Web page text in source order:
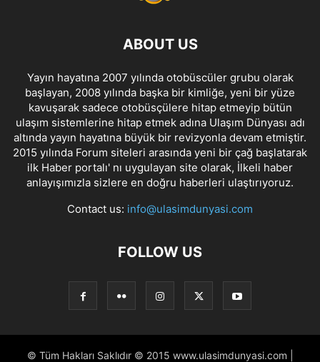
ABOUT US
Yayın hayatına 2007 yılında otobüscüler grubu olarak
başlayan, 2008 yılında başka bir kimliğe, yeni bir yüze
kavuşarak sadece otobüsçülere hitap etmeyip bütün
ulaşım sistemlerine hitap etmek adına Ulaşım Dünyası adı
altında yayın hayatına büyük bir revizyonla devam etmiştir.
2015 yılında Forum siteleri arasında yeni bir çağ başlatarak
ilk Haber portalı' nı uygulayan site olarak, İlkeli haber
anlayışımızla sizlere en doğru haberleri ulaştırıyoruz.
Contact us: info@ulasimdunyasi.com
FOLLOW US
© Tüm Hakları Saklıdır © 2015 www.ulasimdunyasi.com |